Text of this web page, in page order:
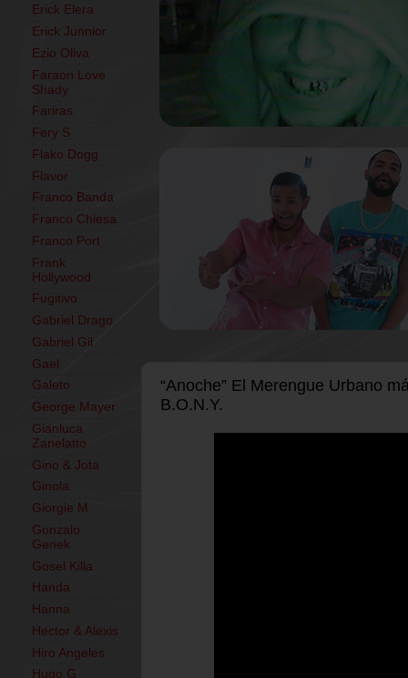
“Anoche” El Merengue Urbano
B.O.N.Y.
Erick Elera
Erick Junnior
Ezio Oliva
Faraon Love
Shady
Fariras
Fery S
Flako Dogg
Flavor
Franco Banda
Franco Chiesa
Franco Port
Frank
Hollywood
Fugitivo
Gabriel Drago
Gabriel Gil
Gael
Galeto
George Mayer
Gianluca
Zanelatto
Gino & Jota
Ginola
Giorgie M
Gonzalo
Genek
Gosel Killa
Handa
Hanna
Hector & Alexis
Hiro Angeles
Hugo G